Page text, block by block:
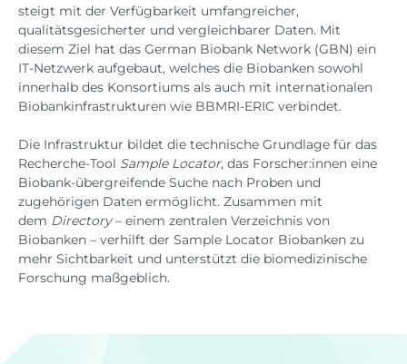
steigt mit der Verfügbarkeit umfangreicher,
qualitätsgesicherter und vergleichbarer Daten. Mit
diesem Ziel hat das German Biobank Network (GBN) ein
IT-Netzwerk aufgebaut, welches die Biobanken sowohl
innerhalb des Konsortiums als auch mit internationalen
Biobankinfrastrukturen wie BBMRI-ERIC verbindet.
Die Infrastruktur bildet die technische Grundlage für das
Recherche-Tool Sample Locator, das Forscher:innen eine
Biobank-übergreifende Suche nach Proben und
zugehörigen Daten ermöglicht. Zusammen mit
dem Directory– einem zentralen Verzeichnis von
Biobanken – verhilft der Sample Locator Biobanken zu
mehr Sichtbarkeit und unterstützt die biomedizinische
Forschung maßgeblich.